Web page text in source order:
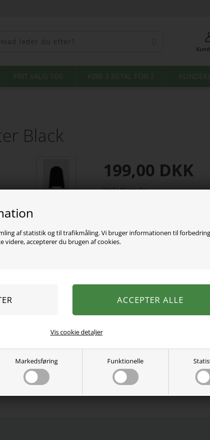
af statistik og til trafikmåling. Vi bruger informationen til
videre, accepterer du brugen af cookies.
Markedsføring Funktionelle
Vis cookie detaljer
FRIT VALG 100 KØB 3 BETAL FOR 2
Black
199,00 DKK
Vælg Størrelse
Super smuk striktrøje fra name
48% Bomuld, 32% Viscose, 14%
Se mere fraName It